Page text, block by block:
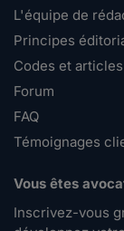
L'équipe de
Principes
Codes et
Forum
FAQ
Témoignages
Vous êtes
Inscrivez-vous